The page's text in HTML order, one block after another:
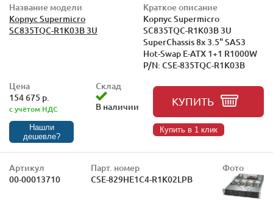
Название модели
Корпус Supermicro
SC835TQC-R1K03B 3U
Краткое описание
Корпус Supermicro
SC835TQC-R1K03B 3U
SuperChassis 8x 3.5" SAS3
Hot-Swap E-ATX 1+1 R1000W
P/N: CSE-835TQC-R1K03B
Цена
154 675 р.
с учётом НДС
Нашли
дешевле?
Склад
В наличии
КУПИТЬ
Купить в 1 клик
Артикул
00-00013710
Парт. номер
CSE-829HE1C4-R1K02LPB
Фото